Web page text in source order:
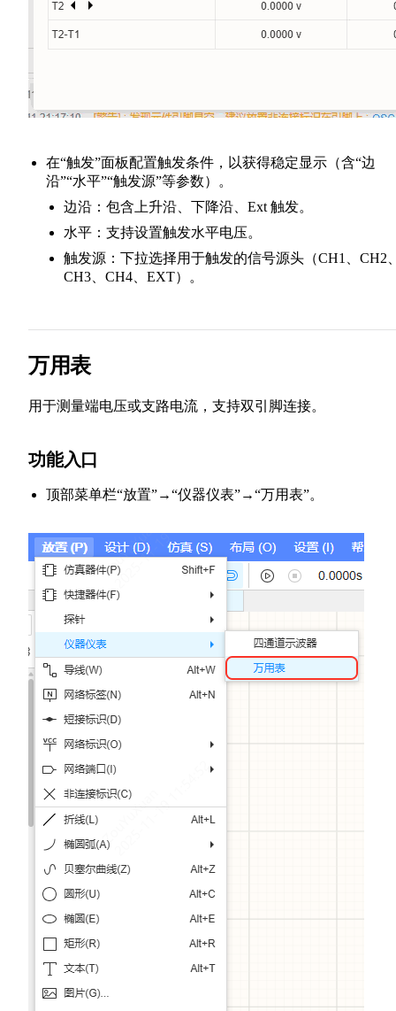
在“触发”面板配置触发条件，以获得稳定显示（含“边
沿”“水平”“触发源”等参数）。
边沿：包含上升沿、下降沿、Ext 触发。
水平：支持设置触发水平电压。
触发源：下拉选择用于触发的信号源头（CH1、CH2
CH3、CH4、EXT）。
万用表
用于测量端电压或支路电流，支持双引脚连接。
功能入口
顶部菜单栏“放置”→“仪器仪表”→“万用表”。